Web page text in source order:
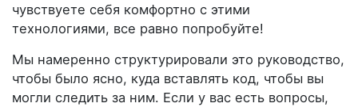
чувствуете себя комфортно с этими
технологиями, все равно попробуйте!
Мы намеренно структурировали это руководство,
чтобы было ясно, куда вставлять код, чтобы вы
могли следить за ним. Если у вас есть вопросы,